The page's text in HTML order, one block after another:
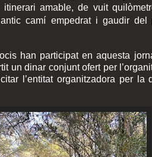
amable, de vuit
camí empedrat i gaudir
han participat en aquesta
un dinar conjunt ofert per
l’entitat organitzadora per la